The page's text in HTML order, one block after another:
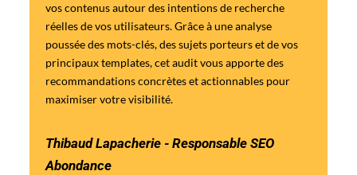
vos contenus autour des intentions de recherche
réelles de vos utilisateurs. Grâce à une analyse
poussée des mots-clés, des sujets porteurs et de vos
principaux templates, cet audit vous apporte des
recommandations concrètes et actionnables pour
maximiser votre visibilité.
Thibaud Lapacherie - Responsable SEO
Abondance